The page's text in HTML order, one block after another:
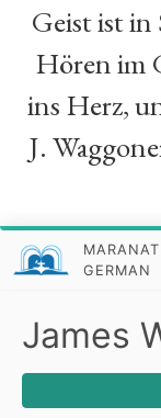
Geist ist in
Hören im
ins Herz,
J.
GERMAN
James